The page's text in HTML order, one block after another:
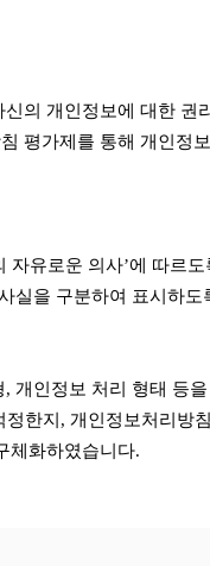
의 개인정보에 대한
평가제를 통해 개인정
자유로운 의사’에 따르
실을 구분하여 표시하도
개인정보 처리 형태 등
한지, 개인정보처리방
체화하였습니다.